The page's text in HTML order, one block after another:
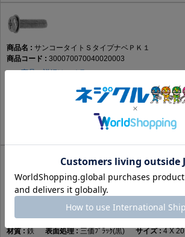
サンコータイトＳタイプナベＰＫ１
300070070040020003
この商品の詳細はコチラ
三価ﾎﾜｲﾄ(銀) 4 X 20
9.61円(税込) 8.74円(税抜)
サンコータイトＳタイプナベＰＫ１
この商品の詳細はコチラ
鉄
三価ﾌﾞﾗｯｸ(黒) 4 X 20